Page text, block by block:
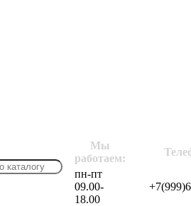
Мы
работаем:
пн-пт
09.00-
18.00